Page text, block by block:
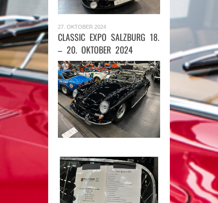
27. OKTOBER 2024
CLASSIC EXPO SALZBURG 18.
– 20. OKTOBER 2024